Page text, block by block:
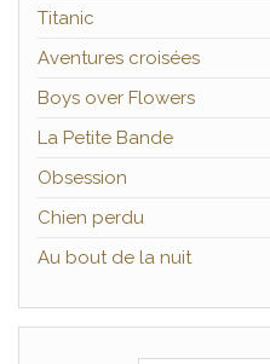
Titanic
Aventures croisées
Boys over Flowers
La Petite Bande
Obsession
Chien perdu
Au bout de la nuit